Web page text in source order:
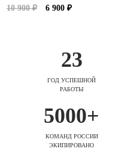
10 900 ₽
6 900 ₽
23
ГОД УСПЕШНОЙ
РАБОТЫ
5000+
КОМАНД РОССИИ
ЭКИПИРОВАНО